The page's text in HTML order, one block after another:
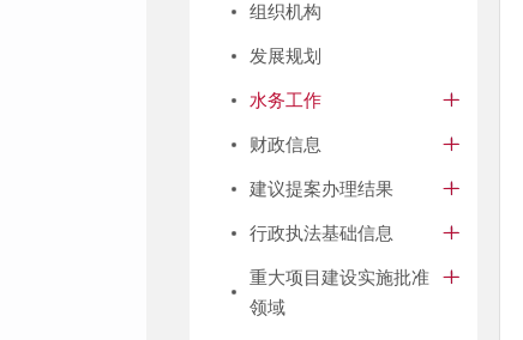
组织机构
发展规划
水务工作
财政信息
建议提案办理结果
行政执法基础信息
重大项目建设实施批准
领域